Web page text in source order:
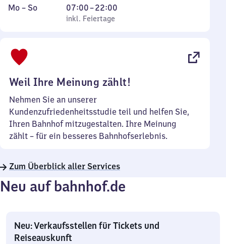
Montag
Mo – So,
inkl. Feiertage
07:00–22:00
Von
7
inkl. Feiertage
Weil Ihre Meinung zählt!
Nehmen Sie an unserer
Kundenzufriedenheitsstudie teil und helfen Sie,
Ihren Bahnhof mitzugestalten. Ihre Meinung
zählt – für ein besseres Bahnhofserlebnis.
Zum Überblick aller Services
Neu auf bahnhof.de
Neu: Verkaufsstellen für Tickets und
Reiseauskunft